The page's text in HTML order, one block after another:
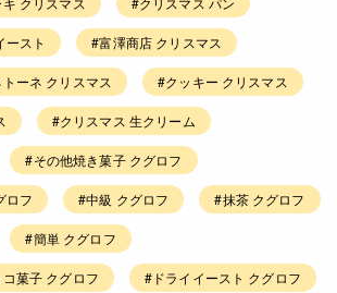
スト #富澤商店 クリスマス
ーネ クリスマス #クッキー クリスマス
#クリスマス 生クリーム
#その他焼き菓子 クグロフ
ロフ #中級 クグロフ #抹茶 クグロフ
#簡単 クグロフ
菓子 クグロフ #ドライイースト クグロフ